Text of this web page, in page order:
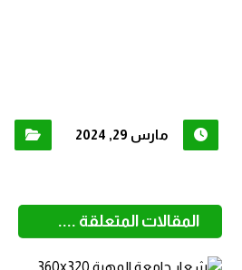
مارس 29, 2024
المقالات المتعلقة ....